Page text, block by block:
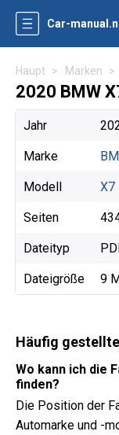
Car-
Haupt Marken
2020 BMW
Jahr
Marke
Modell X7
Seiten
Dateityp
Dateigröße 9
Häufig
Wo kann ich die
finden?
Die Position der
Automarke und -